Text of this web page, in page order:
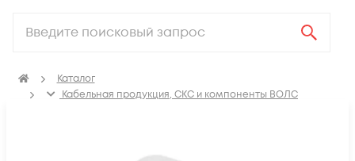
Каталог
Кабельная продукция, СКС и компоненты ВОЛС